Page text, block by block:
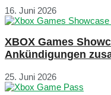
16. Juni 2026
XBOX Games
Ankündigungen
25. Juni 2026